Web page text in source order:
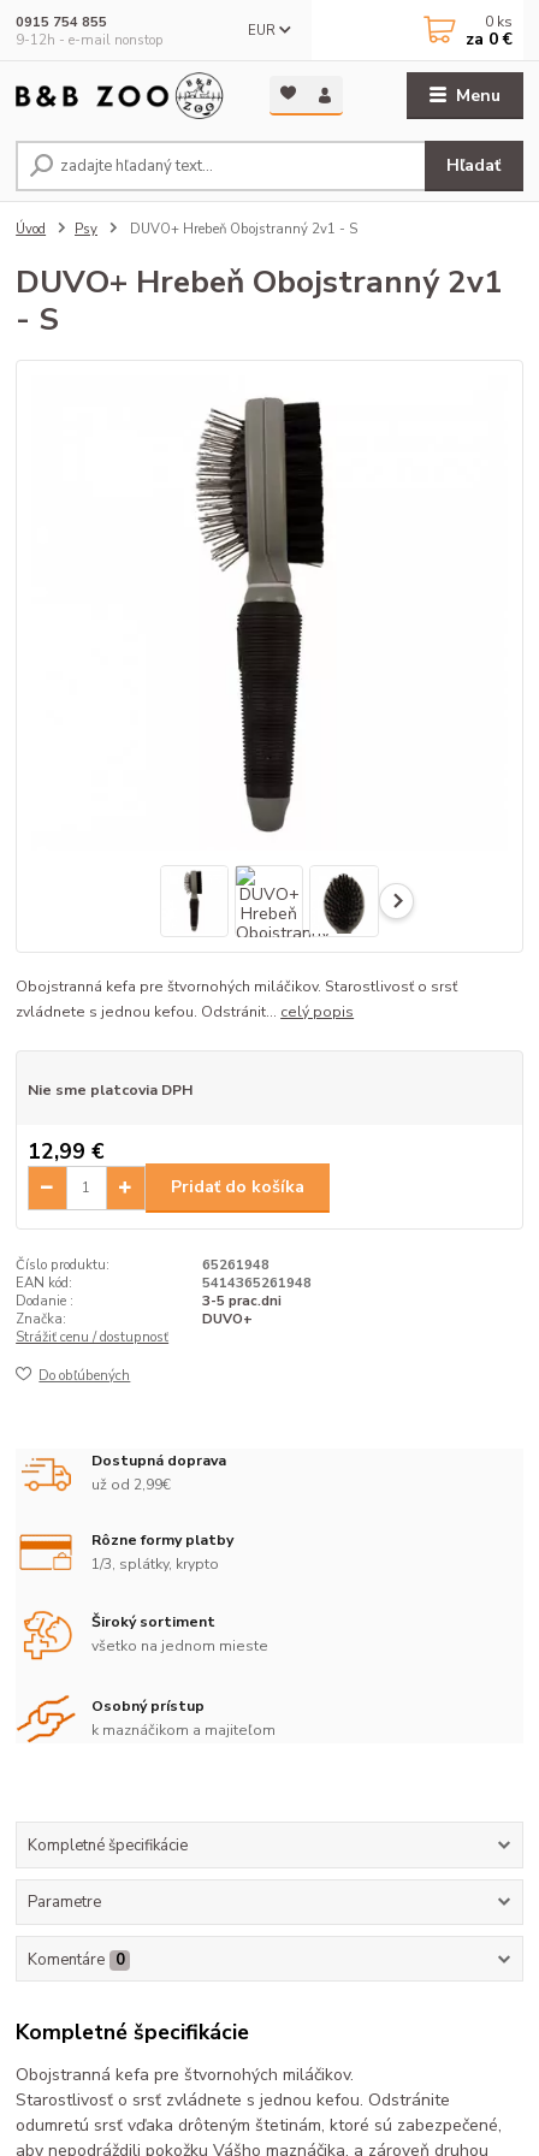
Menu
EUR
Hľadať
0915 754 855
9-12h - e-mail nonstop
0 ks
za 0 €
Úvod Psy DUVO+ Hrebeň Obojstranný 2v1 - S
DUVO+ Hrebeň Obojstranný 2v1
- S
Obojstranná kefa pre štvornohých miláčikov. Starostlivosť o srsť
zvládnete s jednou kefou. Odstránit... celý popis
Nie sme platcovia DPH
12,99 €
Pridať do košíka
Číslo produktu:
65261948
EAN kód:
5414365261948
Dodanie :
3-5 prac.dni
Značka:
DUVO+
Strážiť cenu / dostupnosť
Do obľúbených
Dostupná doprava
už od 2,99€
Rôzne formy platby
1/3, splátky, krypto
Široký sortiment
všetko na jednom mieste
Osobný prístup
k maznáčikom a majiteľom
Kompletné špecifikácie
Parametre
Komentáre 0
Kompletné špecifikácie
Obojstranná kefa pre štvornohých miláčikov.
Starostlivosť o srsť zvládnete s jednou kefou. Odstránite
odumretú srsť vďaka drôteným štetinám, ktoré sú zabezpečené,
aby nepodráždili pokožku Vášho maznáčika, a zároveň druhou